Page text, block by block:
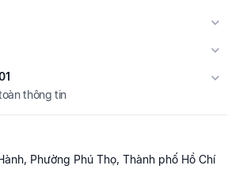
thông tin
Phường Phú Thọ, Thành phố Hồ Chí